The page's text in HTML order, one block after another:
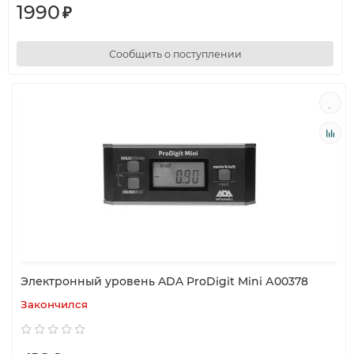
1990₽
Сообщить о поступлении
Электронный уровень ADA ProDigit Mini А00378
Закончился